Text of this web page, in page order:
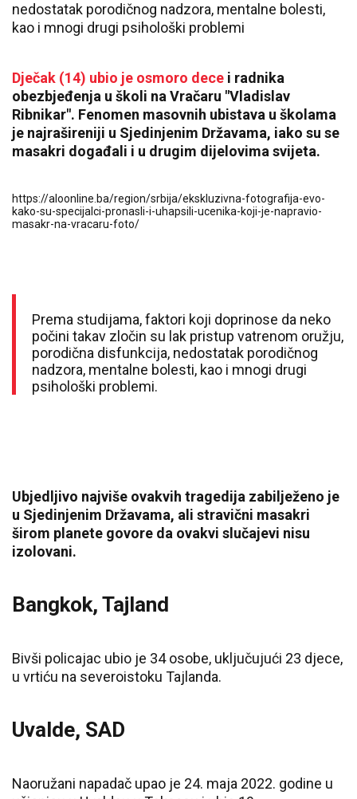
nedostatak porodičnog nadzora, mentalne bolesti,
kao i mnogi drugi psihološki problemi
Dječak (14) ubio je osmoro dece i radnika
obezbjeđenja u školi na Vračaru "Vladislav
Ribnikar". Fenomen masovnih ubistava u školama
je najrašireniji u Sjedinjenim Državama, iako su se
masakri događali i u drugim dijelovima svijeta.
https://aloonline.ba/region/srbija/ekskluzivna-fotografija-evo-
kako-su-specijalci-pronasli-i-uhapsili-ucenika-koji-je-napravio-
masakr-na-vracaru-foto/
Prema studijama, faktori koji doprinose da neko
počini takav zločin su lak pristup vatrenom oružju,
porodična disfunkcija, nedostatak porodičnog
nadzora, mentalne bolesti, kao i mnogi drugi
psihološki problemi.
Ubjedljivo najviše ovakvih tragedija zabilježeno je
u Sjedinjenim Državama, ali stravični masakri
širom planete govore da ovakvi slučajevi nisu
izolovani.
Bangkok, Tajland
Bivši policajac ubio je 34 osobe, uključujući 23 djece,
u vrtiću na severoistoku Tajlanda.
Uvalde, SAD
Naoružani napadač upao je 24. maja 2022. godine u